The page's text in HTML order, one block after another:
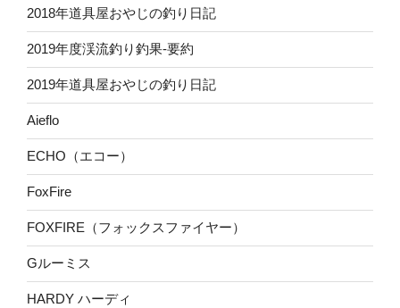
2018年道具屋おやじの釣り日記
2019年度渓流釣り釣果-要約
2019年道具屋おやじの釣り日記
Aieflo
ECHO（エコー）
FoxFire
FOXFIRE（フォックスファイヤー）
Gルーミス
HARDY ハーディ